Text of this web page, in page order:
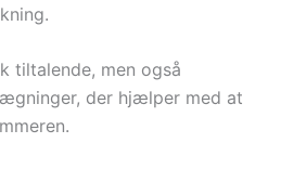
tiltalende, men også
der hjælper med at